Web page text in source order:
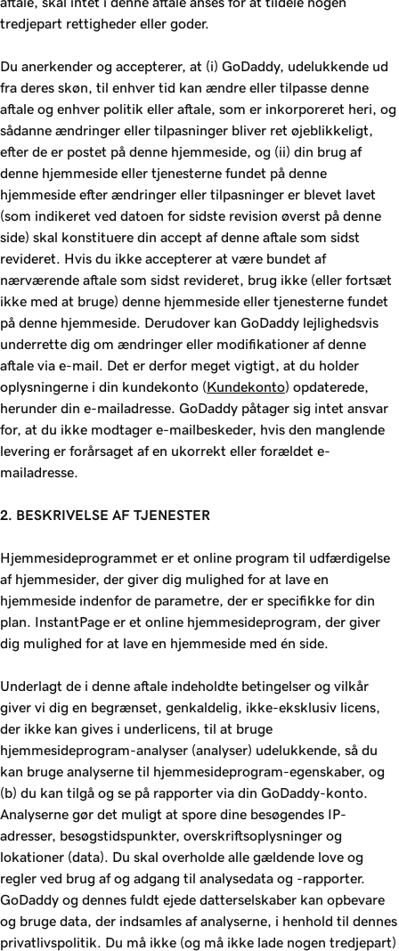
tredjepart rettigheder eller goder.
Du anerkender og accepterer, at (i) GoDaddy, udelukkende ud
fra deres skøn, til enhver tid kan ændre eller tilpasse denne
aftale og enhver politik eller aftale, som er inkorporeret heri, og
sådanne ændringer eller tilpasninger bliver ret øjeblikkeligt,
efter de er postet på denne hjemmeside, og (ii) din brug af
denne hjemmeside eller tjenesterne fundet på denne
hjemmeside efter ændringer eller tilpasninger er blevet lavet
(som indikeret ved datoen for sidste revision øverst på denne
side) skal konstituere din accept af denne aftale som sidst
revideret. Hvis du ikke accepterer at være bundet af
nærværende aftale som sidst revideret, brug ikke (eller fortsæt
ikke med at bruge) denne hjemmeside eller tjenesterne fundet
på denne hjemmeside. Derudover kan GoDaddy lejlighedsvis
underrette dig om ændringer eller modifikationer af denne
aftale via e-mail. Det er derfor meget vigtigt, at du holder
oplysningerne i din kundekonto (Kundekonto) opdaterede,
herunder din e-mailadresse. GoDaddy påtager sig intet ansvar
for, at du ikke modtager e-mailbeskeder, hvis den manglende
levering er forårsaget af en ukorrekt eller forældet e-
mailadresse.
2. BESKRIVELSE AF TJENESTER
Hjemmesideprogrammet er et online program til udfærdigelse
af hjemmesider, der giver dig mulighed for at lave en
hjemmeside indenfor de parametre, der er specifikke for din
plan. InstantPage er et online hjemmesideprogram, der giver
dig mulighed for at lave en hjemmeside med én side.
Underlagt de i denne aftale indeholdte betingelser og vilkår
giver vi dig en begrænset, genkaldelig, ikke-eksklusiv licens,
der ikke kan gives i underlicens, til at bruge
hjemmesideprogram-analyser (analyser) udelukkende, så du
kan bruge analyserne til hjemmesideprogram-egenskaber, og
(b) du kan tilgå og se på rapporter via din GoDaddy-konto.
Analyserne gør det muligt at spore dine besøgendes IP-
adresser, besøgstidspunkter, overskriftsoplysninger og
lokationer (data). Du skal overholde alle gældende love og
regler ved brug af og adgang til analysedata og -rapporter.
GoDaddy og dennes fuldt ejede datterselskaber kan opbevare
og bruge data, der indsamles af analyserne, i henhold til dennes
privatlivspolitik. Du må ikke (og må ikke lade nogen tredjepart)